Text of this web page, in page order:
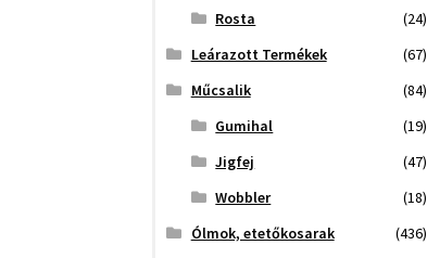
Rosta
(24)
Leárazott Termékek
(67)
Műcsalik
(84)
Gumihal
(19)
Jigfej
(47)
Wobbler
(18)
Ólmok, etetőkosarak
(436)